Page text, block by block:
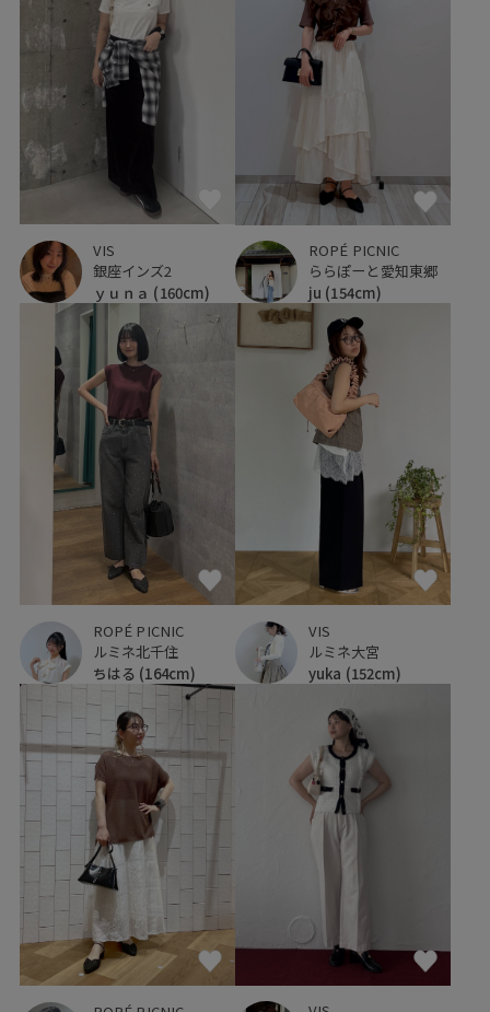
VIS
銀座インズ2
ｙｕｎａ (160cm)
ROPÉ PICNIC
ららぽーと愛知東郷
ju (154cm)
ROPÉ PICNIC
ルミネ北千住
ちはる (164cm)
VIS
ルミネ大宮
yuka (152cm)